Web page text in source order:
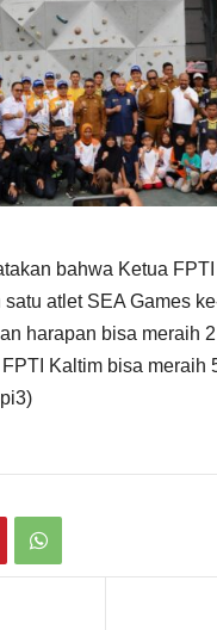
bahwa Ketua
atlet SEA Games
harapan bisa meraih
Kaltim bisa meraih